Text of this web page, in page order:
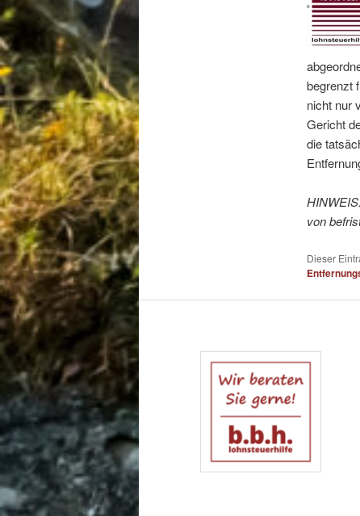
begrenzt
nicht nur
Gericht
die
von
Dieser